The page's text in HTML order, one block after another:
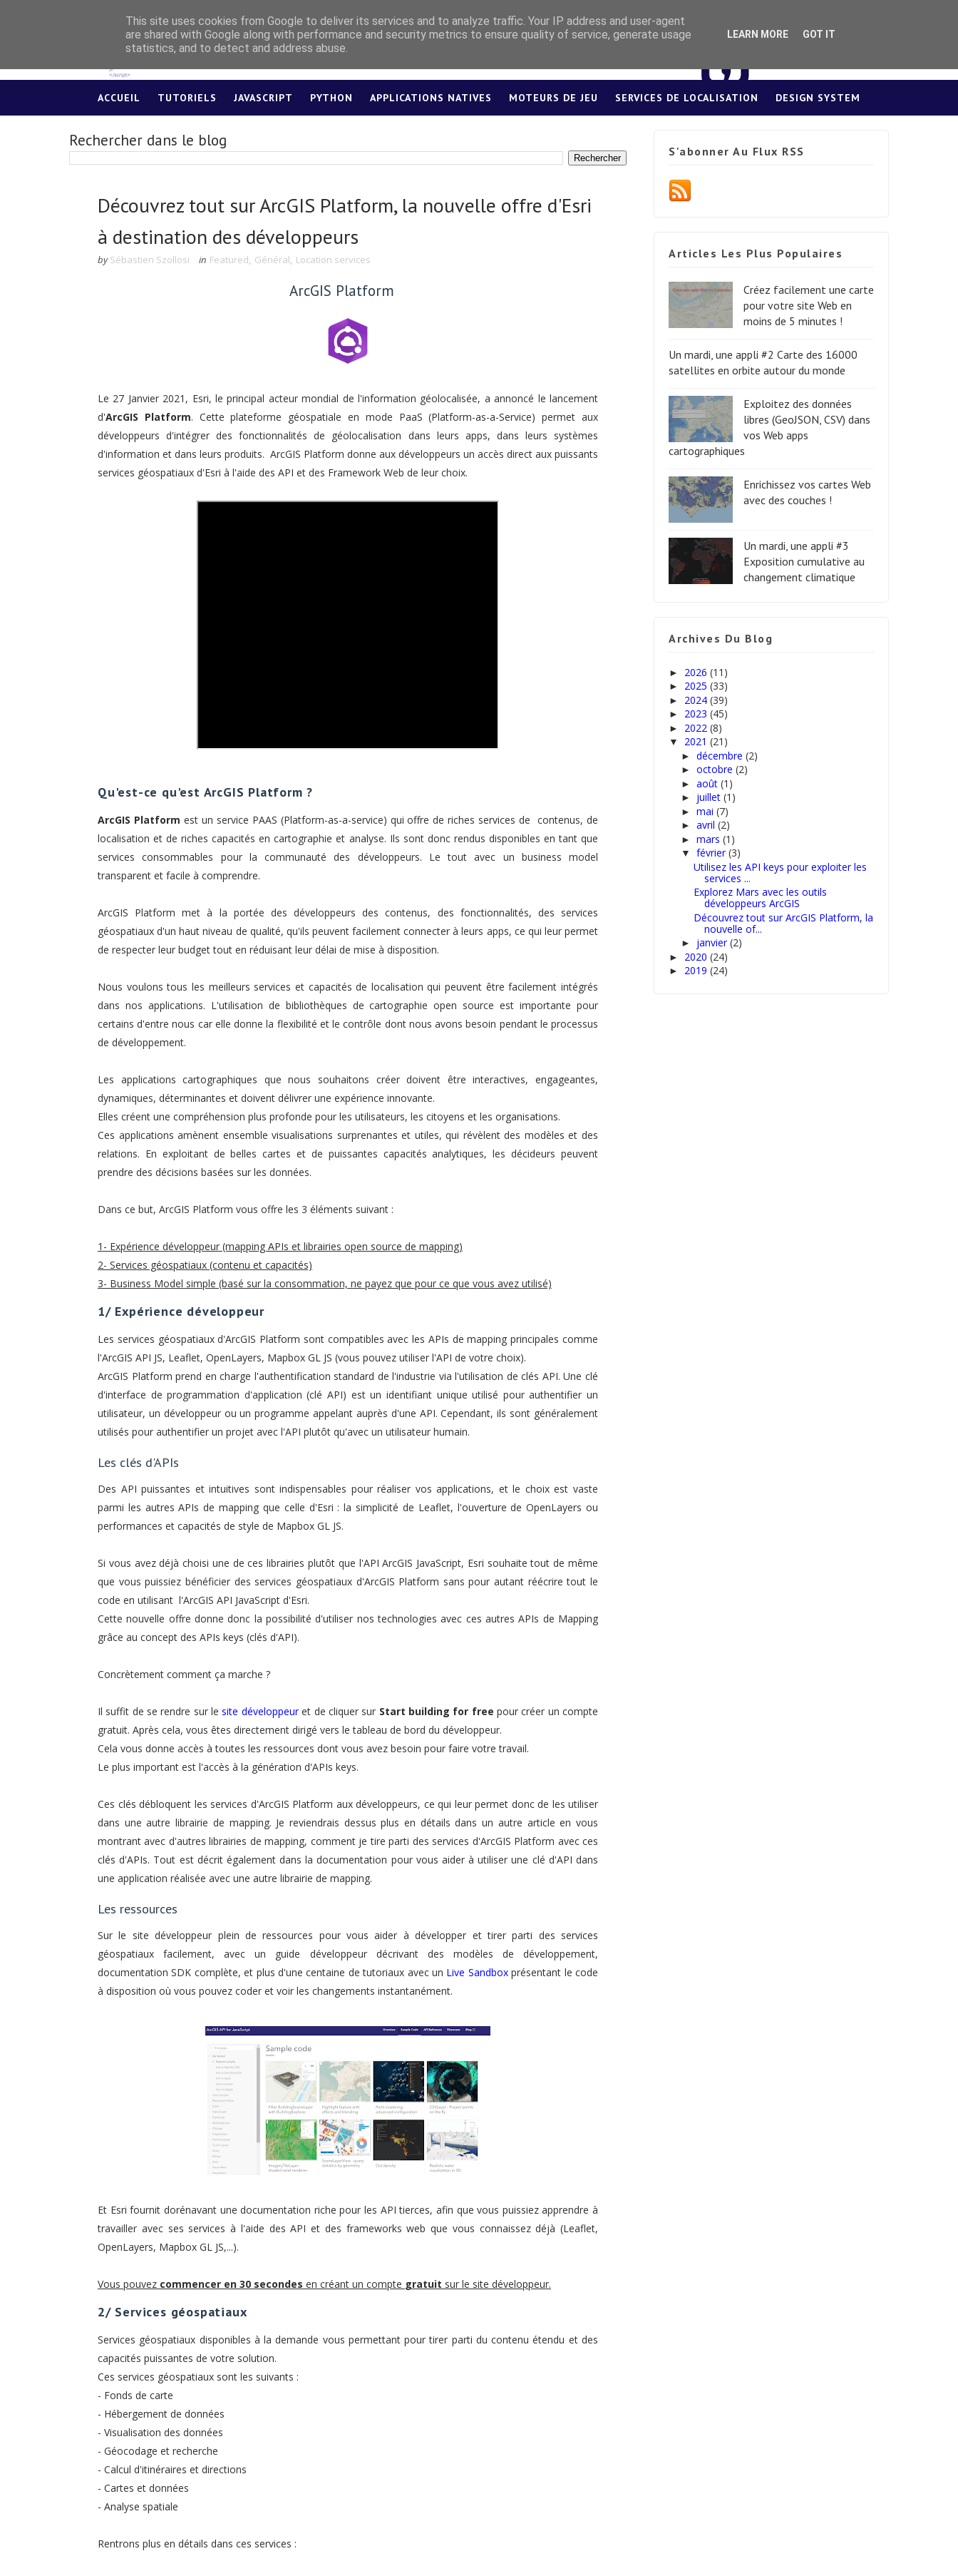
ACCUEIL TUTORIELS JAVASCRIPT PYTHON APPLICATIONS NATIVES MOTEURS DE JEU SERVICES DE LOCALISATION DESIGN SYSTEM
Rechercher dans le blog
Découvrez tout sur ArcGIS Platform, la nouvelle offre d'Esri
à destination des développeurs
by Sébastien Szollosi in Featured, Général, Location services
ArcGIS Platform
Le 27 Janvier 2021, Esri, le principal acteur mondial de l'information géolocalisée, a annoncé le lancement
d'ArcGIS Platform. Cette plateforme géospatiale en mode PaaS (Platform-as-a-Service) permet aux
développeurs d'intégrer des fonctionnalités de géolocalisation dans leurs apps, dans leurs systèmes
d'information et dans leurs produits. ArcGIS Platform donne aux développeurs un accès direct aux puissants
services géospatiaux d'Esri à l'aide des API et des Framework Web de leur choix.
Qu'est-ce qu'est ArcGIS Platform ?
ArcGIS Platform est un service PAAS (Platform-as-a-service) qui offre de riches services de contenus, de
localisation et de riches capacités en cartographie et analyse. Ils sont donc rendus disponibles en tant que
services consommables pour la communauté des développeurs. Le tout avec un business model
transparent et facile à comprendre.
ArcGIS Platform met à la portée des développeurs des contenus, des fonctionnalités, des services
géospatiaux d'un haut niveau de qualité, qu'ils peuvent facilement connecter à leurs apps, ce qui leur permet
de respecter leur budget tout en réduisant leur délai de mise à disposition.
Nous voulons tous les meilleurs services et capacités de localisation qui peuvent être facilement intégrés
dans nos applications. L'utilisation de bibliothèques de cartographie open source est importante pour
certains d'entre nous car elle donne la flexibilité et le contrôle dont nous avons besoin pendant le processus
de développement.
Les applications cartographiques que nous souhaitons créer doivent être interactives, engageantes,
dynamiques, déterminantes et doivent délivrer une expérience innovante.
Elles créent une compréhension plus profonde pour les utilisateurs, les citoyens et les organisations.
Ces applications amènent ensemble visualisations surprenantes et utiles, qui révèlent des modèles et des
relations. En exploitant de belles cartes et de puissantes capacités analytiques, les décideurs peuvent
prendre des décisions basées sur les données.
Dans ce but, ArcGIS Platform vous offre les 3 éléments suivant :
1- Expérience développeur (mapping APIs et librairies open source de mapping)
2- Services géospatiaux (contenu et capacités)
3- Business Model simple (basé sur la consommation, ne payez que pour ce que vous avez utilisé)
1/ Expérience développeur
Les services géospatiaux d'ArcGIS Platform sont compatibles avec les APIs de mapping principales comme
l'ArcGIS API JS, Leaflet, OpenLayers, Mapbox GL JS (vous pouvez utiliser l'API de votre choix).
ArcGIS Platform prend en charge l'authentification standard de l'industrie via l'utilisation de clés API. Une clé
d'interface de programmation d'application (clé API) est un identifiant unique utilisé pour authentifier un
utilisateur, un développeur ou un programme appelant auprès d'une API. Cependant, ils sont généralement
utilisés pour authentifier un projet avec l'API plutôt qu'avec un utilisateur humain.
Les clés d'APIs
Des API puissantes et intuitives sont indispensables pour réaliser vos applications, et le choix est vaste
parmi les autres APIs de mapping que celle d'Esri : la simplicité de Leaflet, l'ouverture de OpenLayers ou
performances et capacités de style de Mapbox GL JS.
Si vous avez déjà choisi une de ces librairies plutôt que l'API ArcGIS JavaScript, Esri souhaite tout de même
que vous puissiez bénéficier des services géospatiaux d'ArcGIS Platform sans pour autant réécrire tout le
code en utilisant l'ArcGIS API JavaScript d'Esri.
Cette nouvelle offre donne donc la possibilité d'utiliser nos technologies avec ces autres APIs de Mapping
grâce au concept des APIs keys (clés d'API).
Concrètement comment ça marche ?
Il suffit de se rendre sur lesite développeuret de cliquer sur Start building for free pour créer un compte
gratuit. Après cela, vous êtes directement dirigé vers le tableau de bord du développeur.
Cela vous donne accès à toutes les ressources dont vous avez besoin pour faire votre travail.
Le plus important est l'accès à la génération d'APIs keys.
Ces clés débloquent les services d'ArcGIS Platform aux développeurs, ce qui leur permet donc de les utiliser
dans une autre librairie de mapping. Je reviendrais dessus plus en détails dans un autre article en vous
montrant avec d'autres librairies de mapping, comment je tire parti des services d'ArcGIS Platform avec ces
clés d'APIs. Tout est décrit également dans la documentation pour vous aider à utiliser une clé d'API dans
une application réalisée avec une autre librairie de mapping.
Les ressources
Sur le site développeur plein de ressources pour vous aider à développer et tirer parti des services
géospatiaux facilement, avec un guide développeur décrivant des modèles de développement,
documentation SDK complète, et plus d'une centaine de tutoriaux avec un Live Sandboxprésentant le code
à disposition où vous pouvez coder et voir les changements instantanément.
Et Esri fournit dorénavant une documentation riche pour les API tierces, afin que vous puissiez apprendre à
travailler avec ses services à l'aide des API et des frameworks web que vous connaissez déjà (Leaflet,
OpenLayers, Mapbox GL JS,...).
Vous pouvez commencer en 30 secondes en créant un compte gratuit sur le site développeur.
2/ Services géospatiaux
Services géospatiaux disponibles à la demande vous permettant pour tirer parti du contenu étendu et des
capacités puissantes de votre solution.
Ces services géospatiaux sont les suivants :
- Fonds de carte
- Hébergement de données
- Visualisation des données
- Géocodage et recherche
- Calcul d'itinéraires et directions
- Cartes et données
- Analyse spatiale
Rentrons plus en détails dans ces services :
S'abonner Au Flux RSS
Articles Les Plus Populaires
Créez facilement une carte
pour votre site Web en
moins de 5 minutes !
Un mardi, une appli #2 Carte des 16000
satellites en orbite autour du monde
Exploitez des données
libres (GeoJSON, CSV) dans
vos Web apps
cartographiques
Enrichissez vos cartes Web
avec des couches !
Un mardi, une appli #3
Exposition cumulative au
changement climatique
Archives Du Blog
► 2026 (11)
► 2025 (33)
► 2024 (39)
► 2023 (45)
► 2022 (8)
▼ 2021 (21)
► décembre (2)
► octobre (2)
► août (1)
► juillet (1)
► mai (7)
► avril (2)
► mars (1)
▼ février(3)
Utilisez les API keys pour exploiter les
services ...
Explorez Mars avec les outils
développeurs ArcGIS
Découvrez tout sur ArcGIS Platform, la
nouvelle of...
► janvier(2)
► 2020 (24)
► 2019 (24)
This site uses cookies from Google to deliver its services and to analyze traffic. Your IP address and user-agent
are shared with Google along with performance and security metrics to ensure quality of service, generate usage
statistics, and to detect and address abuse.
LEARN MORE GOT IT